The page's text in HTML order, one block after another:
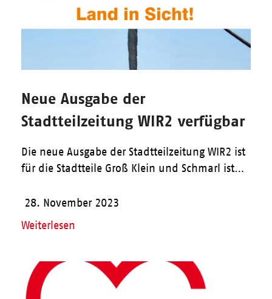
Neue Ausgabe der
Stadtteilzeitung WIR2 verfügbar
Die neue Ausgabe der Stadtteilzeitung WIR2 ist
für die Stadtteile Groß Klein und Schmarl ist…
28. November 2023
Weiterlesen